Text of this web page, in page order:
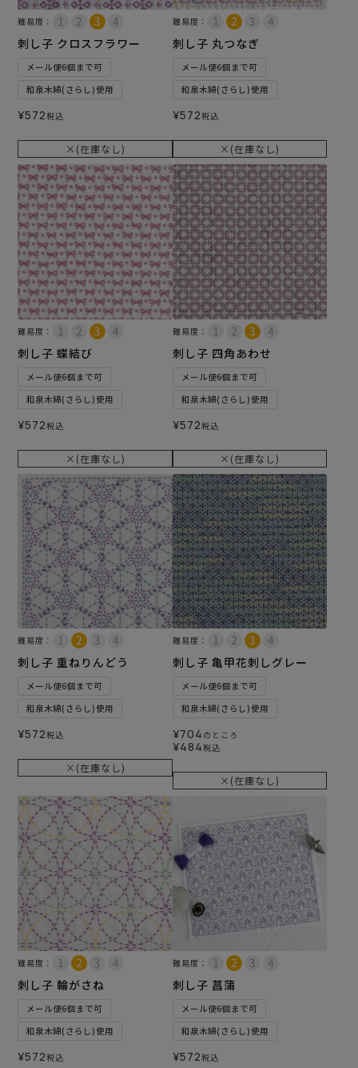
難易度：
刺し子 クロスフラワー
メール便6個まで可
和泉木綿(さらし)使用
¥572税込
×(在庫なし)
難易度：
刺し子 丸つなぎ
メール便6個まで可
和泉木綿(さらし)使用
¥572税込
×(在庫なし)
難易度：
刺し子 蝶結び
メール便6個まで可
和泉木綿(さらし)使用
¥572税込
×(在庫なし)
難易度：
刺し子 四角あわせ
メール便6個まで可
和泉木綿(さらし)使用
¥572税込
×(在庫なし)
難易度：
刺し子 重ねりんどう
メール便6個まで可
和泉木綿(さらし)使用
¥572税込
×(在庫なし)
難易度：
刺し子 亀甲花刺しグレー
メール便6個まで可
和泉木綿(さらし)使用
¥704 のところ
¥484税込
×(在庫なし)
難易度：
刺し子 輪がさね
メール便6個まで可
和泉木綿(さらし)使用
¥572税込
難易度：
刺し子 菖蒲
メール便6個まで可
和泉木綿(さらし)使用
¥572税込